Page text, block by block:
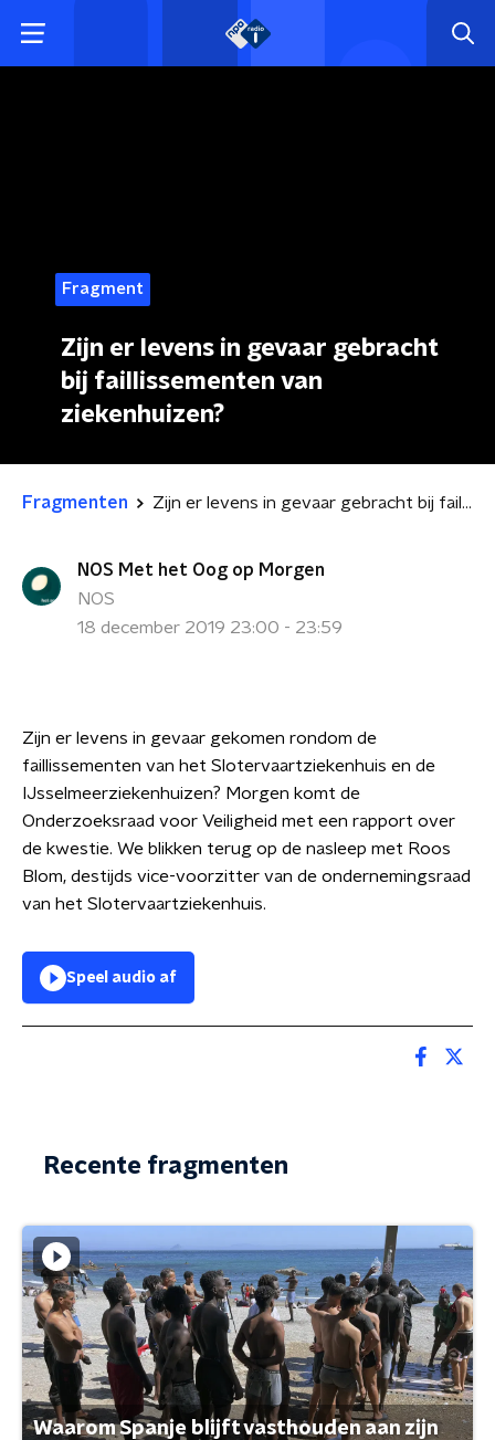
Fragment
Zijn er levens in gevaar gebracht
bij faillissementen van
ziekenhuizen?
Fragmenten Zijn er levens in gevaar gebracht bij faillissementen van ziekenhuizen?
NOS Met het Oog op Morgen
NOS
18 december 2019 23:00 - 23:59
Zijn er levens in gevaar gekomen rondom de
faillissementen van het Slotervaartziekenhuis en de
IJsselmeerziekenhuizen? Morgen komt de
Onderzoeksraad voor Veiligheid met een rapport over
de kwestie. We blikken terug op de nasleep met Roos
Blom, destijds vice-voorzitter van de ondernemingsraad
van het Slotervaartziekenhuis.
Speel audio af
Recente fragmenten
Waarom Spanje blijft vasthouden aan zijn